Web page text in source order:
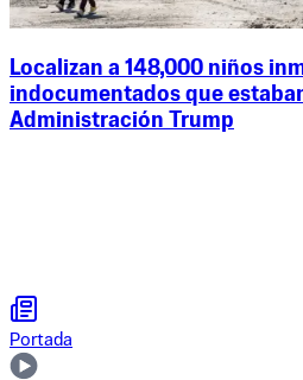
Localizan a 148,000 niños
indocumentados que
Administración Trump
Portada